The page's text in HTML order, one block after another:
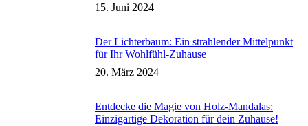
15. Juni 2024
Der Lichterbaum: Ein strahlender Mittelpunkt
für Ihr Wohlfühl-Zuhause
20. März 2024
Entdecke die Magie von Holz-Mandalas:
Einzigartige Dekoration für dein Zuhause!